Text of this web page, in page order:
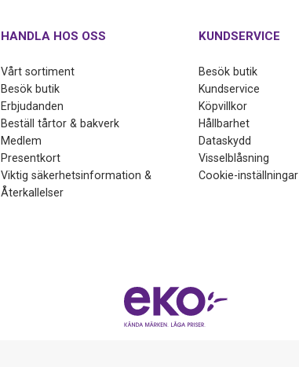
HANDLA HOS OSS
Vårt sortiment
Besök butik
Erbjudanden
Beställ tårtor & bakverk
Medlem
Presentkort
Viktig säkerhetsinformation &
Återkallelser
KUNDSERVICE
Besök butik
Kundservice
Köpvillkor
Hållbarhet
Dataskydd
Visselblåsning
Cookie-inställningar